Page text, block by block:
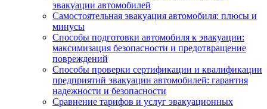
эвакуации автомобилей
Самостоятельная эвакуация автомобиля: плюсы и
минусы
Способы подготовки автомобиля к эвакуации:
максимизация безопасности и предотвращение
повреждений
Способы проверки сертификации и квалификации
предприятий эвакуации автомобилей: гарантия
надежности и безопасности
Сравнение тарифов и услуг эвакуационных